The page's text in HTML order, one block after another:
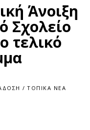
Άνοιξη
Σχολείο
τελικό
/ ΤΟΠΙΚΆ ΝΈΑ